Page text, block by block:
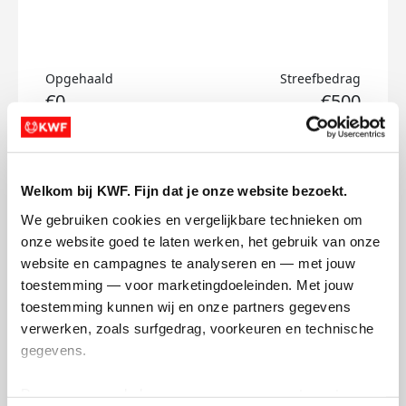
Welkom bij KWF. Fijn dat je onze website bezoekt.
We gebruiken cookies en vergelijkbare technieken om
onze website goed te laten werken, het gebruik van onze
website en campagnes te analyseren en — met jouw
toestemming — voor marketingdoeleinden. Met jouw
toestemming kunnen wij en onze partners gegevens
verwerken, zoals surfgedrag, voorkeuren en technische
gegevens.
Opgehaald
€0
Streefbedrag
€500
Doneer
Ewald's badges